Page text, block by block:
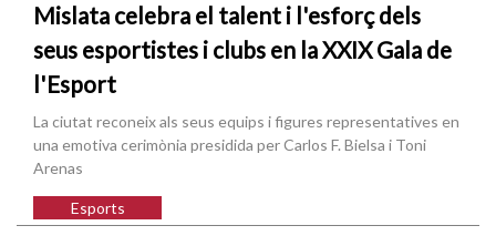
Mislata celebra el talent i l'esforç dels
seus esportistes i clubs en la XXIX Gala de
l'Esport
La ciutat reconeix als seus equips i figures representatives en
una emotiva cerimònia presidida per Carlos F. Bielsa i Toni
Arenas
Esports